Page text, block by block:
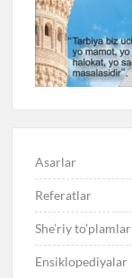
Asarlar
Referatlar
She’riy to’plamlar
Ensiklopediyalar